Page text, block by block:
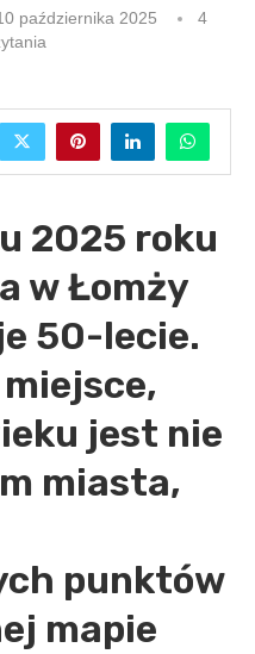
października 2025
4
2025 roku
w Łomży
50-lecie.
jest nie
miasta,
punktów
mapie